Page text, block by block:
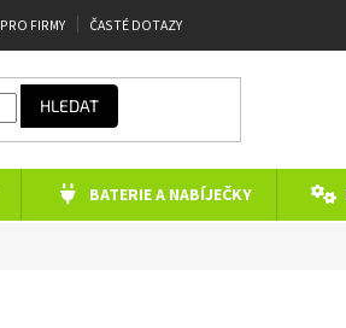
PRO FIRMY ČASTÉ DOTAZY
HLEDAT
BATERIE A NABÍJEČKY